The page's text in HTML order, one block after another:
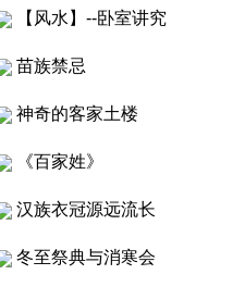
【风水】--卧室讲究
苗族禁忌
神奇的客家土楼
《百家姓》
汉族衣冠源远流长
冬至祭典与消寒会